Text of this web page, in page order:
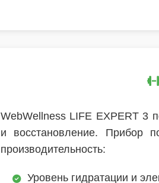
WebWellness LIFE EXPERT 3
и восстановление. Прибор
производительность:
Уровень гидратации и